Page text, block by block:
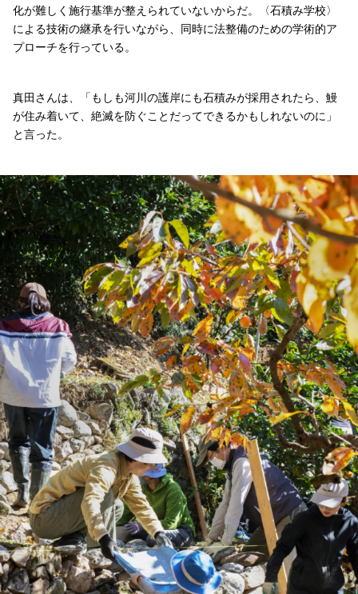
化が難しく施行基準が整えられていないからだ。〈石積み学校〉
による技術の継承を行いながら、同時に法整備のための学術的ア
プローチを行っている。
真田さんは、「もしも河川の護岸にも石積みが採用されたら、鰻
が住み着いて、絶滅を防ぐことだってできるかもしれないのに」
と言った。